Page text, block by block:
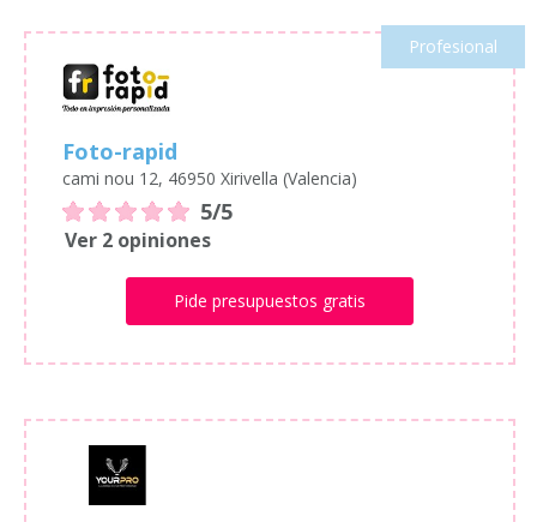
Profesional
Foto-rapid
cami nou 12, 46950 Xirivella (Valencia)
5/5
Ver 2 opiniones
Pide presupuestos gratis